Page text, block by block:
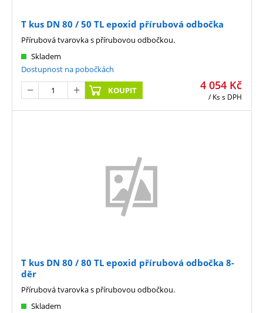
T kus DN 80 / 50 TL epoxid přírubová odbočka
4 054 Kč
/ Kss DPH
Skladem
Dostupnost na pobočkách
KOUPIT
Přírubová tvarovka s přírubovou odbočkou.
T kus DN 80 / 80 TL epoxid přírubová odbočka 8-
děr
Skladem
Přírubová tvarovka s přírubovou odbočkou.